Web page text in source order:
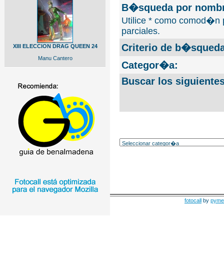
XIII ELECCION DRAG QUEEN 24
Manu Cantero
B�squeda por
Utilice * como comod�n
parciales.
Criterio de
Categor�a:
Buscar los
fotocall by